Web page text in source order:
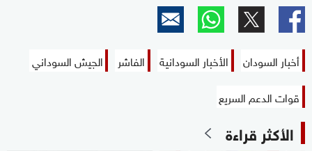
أخبار السودان الأخبار السودانية الفاشر
الجيش السوداني
قوات الدعم السريع
الأكثر قراءة